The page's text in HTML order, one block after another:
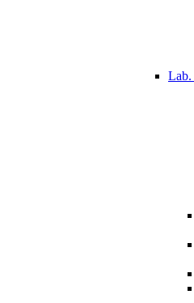
Lab.